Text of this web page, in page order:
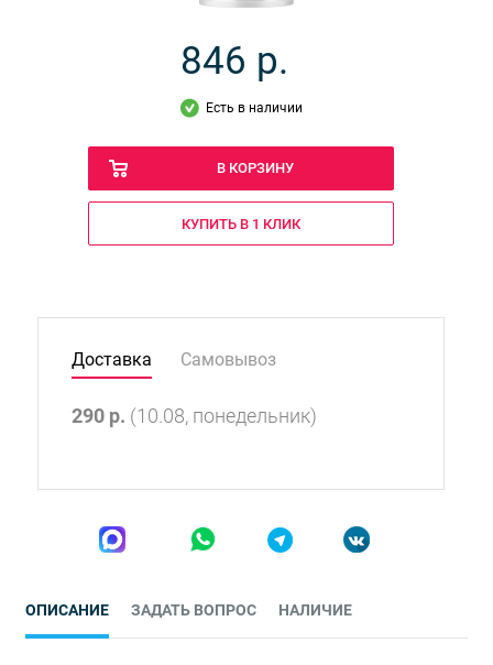
846 р.
Есть в наличии
В КОРЗИНУ
КУПИТЬ В 1 КЛИК
Доставка Самовывоз
290 р. (10.08, понедельник)
ОПИСАНИЕ ЗАДАТЬ ВОПРОС НАЛИЧИЕ